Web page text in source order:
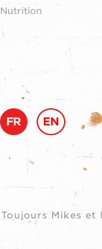
Nutrition
FR EN
Toujours Mikes et